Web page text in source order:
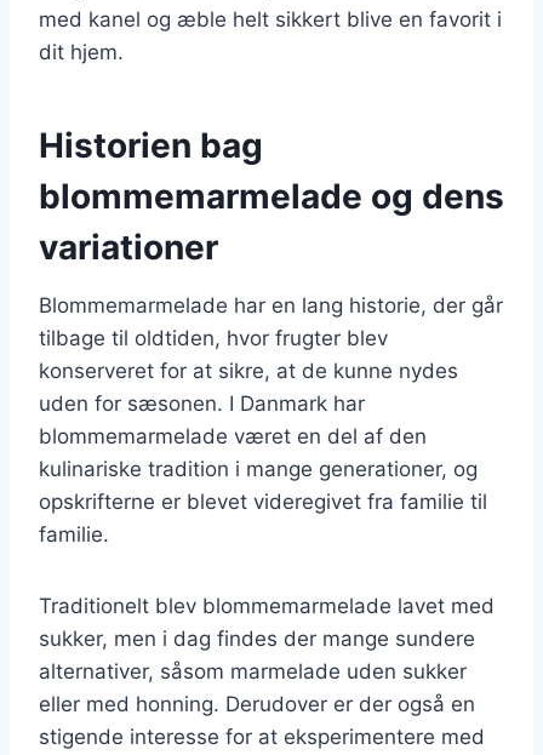
med kanel og æble helt sikkert blive en favorit i
dit hjem.
Historien bag
blommemarmelade og dens
variationer
Blommemarmelade har en lang historie, der går
tilbage til oldtiden, hvor frugter blev
konserveret for at sikre, at de kunne nydes
uden for sæsonen. I Danmark har
blommemarmelade været en del af den
kulinariske tradition i mange generationer, og
opskrifterne er blevet videregivet fra familie til
familie.
Traditionelt blev blommemarmelade lavet med
sukker, men i dag findes der mange sundere
alternativer, såsom marmelade uden sukker
eller med honning. Derudover er der også en
stigende interesse for at eksperimentere med